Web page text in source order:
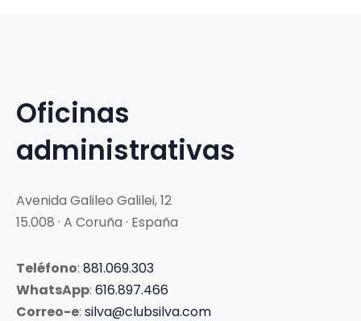
Oficinas
administrativas
Avenida Galileo Galilei, 12
15.008 · A Coruña · España
Teléfono: 881.069.303
WhatsApp: 616.897.466
Correo-e: silva@clubsilva.com